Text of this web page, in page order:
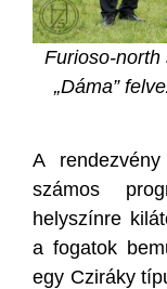
Furioso-north
„Dáma”
A
számos
helyszínre
a fogatok
egy Cziráky